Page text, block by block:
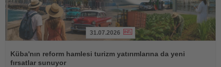
Oku
31.07.2026
Küba'nın reform hamlesi turizm yatırımlarına da yeni
fırsatlar sunuyor